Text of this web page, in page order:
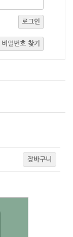
로그인
비밀번호 찾기
장바구니